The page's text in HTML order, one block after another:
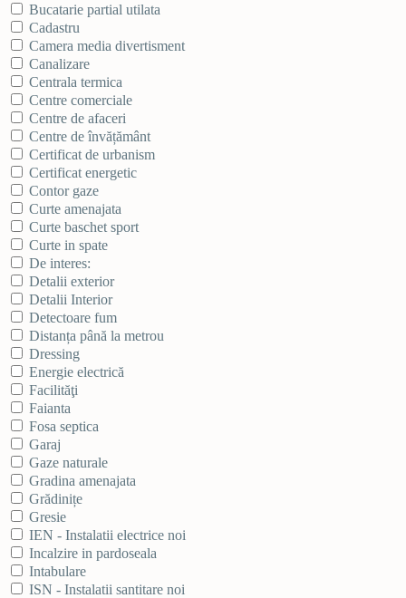
Bucatarie partial utilata
Cadastru
Camera media divertisment
Canalizare
Centrala termica
Centre comerciale
Centre de afaceri
Centre de învățământ
Certificat de urbanism
Certificat energetic
Contor gaze
Curte amenajata
Curte baschet sport
Curte in spate
De interes:
Detalii exterior
Detalii Interior
Detectoare fum
Distanța până la metrou
Dressing
Energie electrică
Facilităţi
Faianta
Fosa septica
Garaj
Gaze naturale
Gradina amenajata
Grădinițe
Gresie
IEN - Instalatii electrice noi
Incalzire in pardoseala
Intabulare
ISN - Instalatii santitare noi